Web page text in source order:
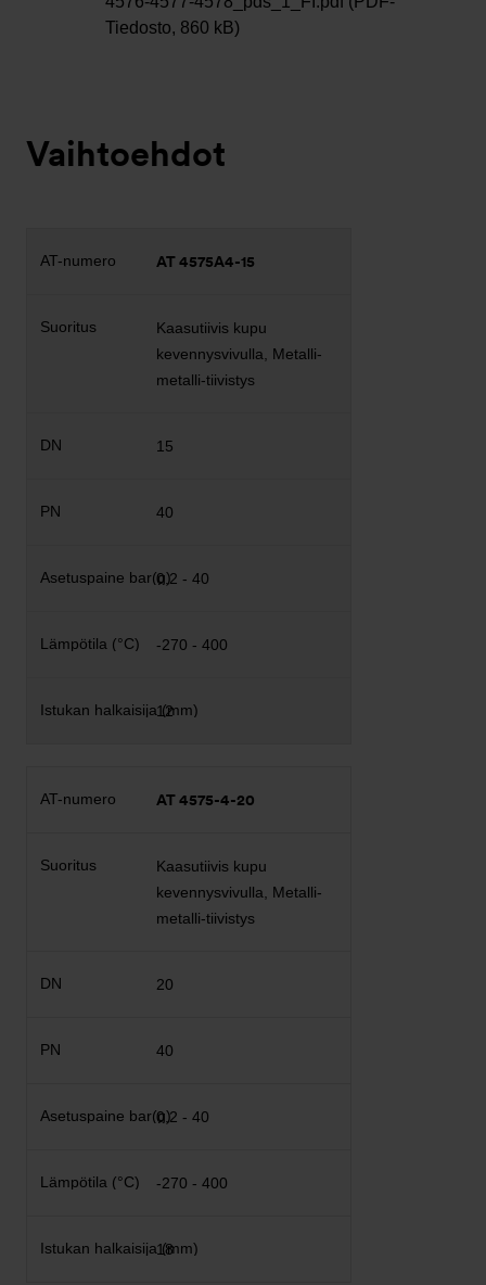
Tiedosto, 860 kB)
Vaihtoehdot
AT 4575A4-15
Kaasutiivis kupu
kevennysvivulla, Metalli-
metalli-tiivistys
15
40
0,2 - 40
-270 - 400
12
AT 4575-4-20
Kaasutiivis kupu
kevennysvivulla, Metalli-
metalli-tiivistys
20
40
0,2 - 40
-270 - 400
18